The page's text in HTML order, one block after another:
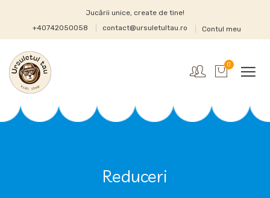
Jucării unice, create de tine!
+40742050058
contact@ursuletultau.ro Contul meu
0
Reduceri